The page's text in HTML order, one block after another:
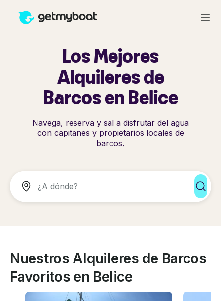
Los Mejores
Alquileres de
Barcos en Belice
Navega, reserva y sal a disfrutar del agua
con capitanes y propietarios locales de
barcos.
Nuestros Alquileres de Barcos
Favoritos en Belice